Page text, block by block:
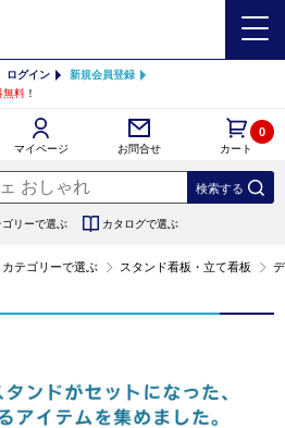
ログイン
新規会員登録
無料 ！
マイページ お問合せ カート
0
ゴリーで選ぶ カタログで選ぶ
カテゴリーで選ぶ スタンド看板・立て看板